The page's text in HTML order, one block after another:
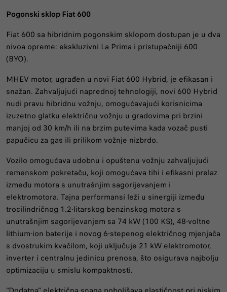
Pogonski sklop Fiat 600
Fiat 600 sa hibridnim pogonskim sklopom dostupan je u dva
nivoa opreme: ekskluzivni La Prima i pristupačniji 600
(BYO).
MHEV motor, ugrađen u novi Fiat 600 Hybrid, je efikasan i
snažan. Zahvaljujući naprednoj tehnologiji, novi 600 Hybrid
nudi pravu hibridnu vožnju, omogućavajući korisnicima
izuzetno glatku električnu vožnju u gradovima pri brzini
manjoj od 30 km/h ili na brzim putevima kada vozač pusti
papučicu za gas ili prilikom vožnje nizbrdo.
Vozilo omogućava udobnu i opuštenu vožnju zahvaljujući
remenskom pokretaču, koji omogućava tihi i efikasni prelaz
između motora s unutrašnjim sagorijevanjem i
elektromotora. Tajna performansi leži u sinergiji između
trocilindričnog 1.2-litarskog benzinskog motora s
unutrašnjim sagorijevanjem sa 74 kW (100 KS), 48-voltne
lithium-ion baterije i novog 6-stepenog električnog mjenjača
s dvostrukim kvačilom, koji uključuje 21 kW elektromotor,
inverter i centralnu jedinicu prenosa, što osigurava najbolju
optimizaciju u smislu kompaktnosti.